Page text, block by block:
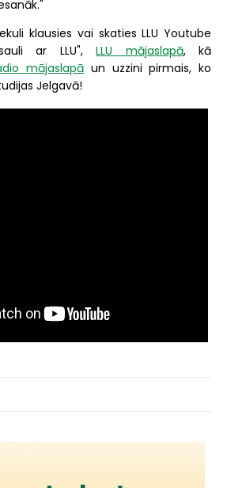
klausies vai skaties LLU Youtube
ar LLU",LLU mājaslapā, kā
mājaslapā un uzzini pirmais, ko
Jelgavā!